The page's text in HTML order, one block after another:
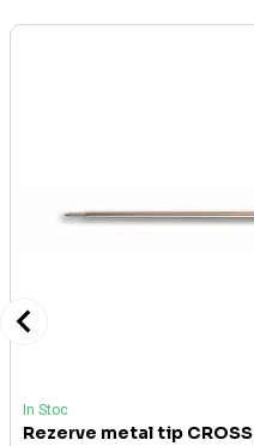
In Stoc
Rezerve metal tip CROSS